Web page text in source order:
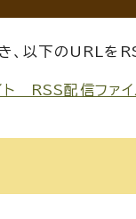
、以下のURLを
ト RSS配信ファイ